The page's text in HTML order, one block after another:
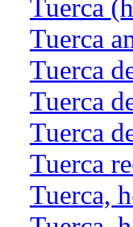
Tuerca
Tuerca
Tuerca
Tuerca
Tuerca
Tuerca
Tuerca,